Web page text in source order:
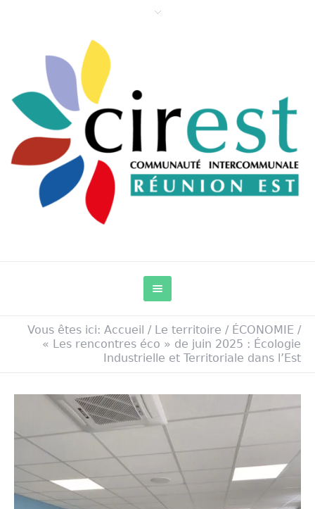
Vous êtes ici: Accueil / Le territoire / ÉCONOMIE /
« Les rencontres éco » de juin 2025 : Écologie
Industrielle et Territoriale dans l’Est